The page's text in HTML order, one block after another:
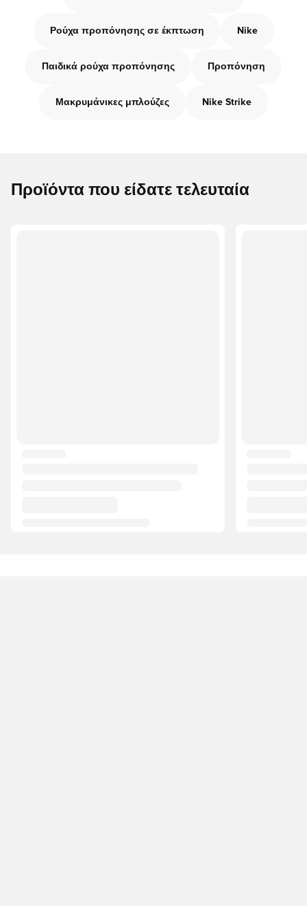
Ρούχα προπόνησης σε έκπτωση Nike
Παιδικά ρούχα προπόνησης Προπόνηση
Μακρυμάνικες μπλούζες Nike Strike
Προϊόντα που είδατε τελευταία